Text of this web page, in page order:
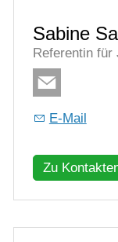
Sabine
Referentin für
E-Mail
Zu